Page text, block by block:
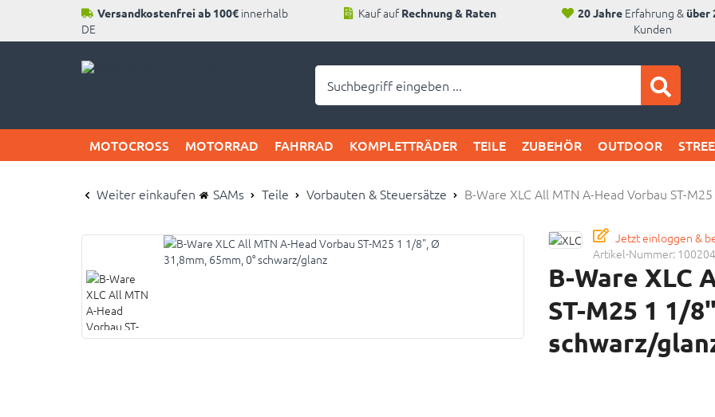
Versandkostenfrei ab 100€ innerhalb
DE
Kauf aufRechnung & Raten 20 JahreErfahrung & über
Kunden
MOTOCROSS MOTORRAD FAHRRAD KOMPLETTRÄDER TEILE ZUBEHÖR OUTDOOR
Weiter einkaufen SAMs Teile Vorbauten & Steuersätze B-Ware XLC All MTN A-Head Vorbau ST-
Jetzt einloggen &
Artikel-Nummer:
B-Ware XLC
ST-M25 1 1/
schwarz/